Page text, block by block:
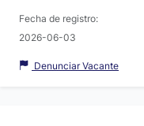
Fecha de registro:
2026-06-03
Denunciar Vacante